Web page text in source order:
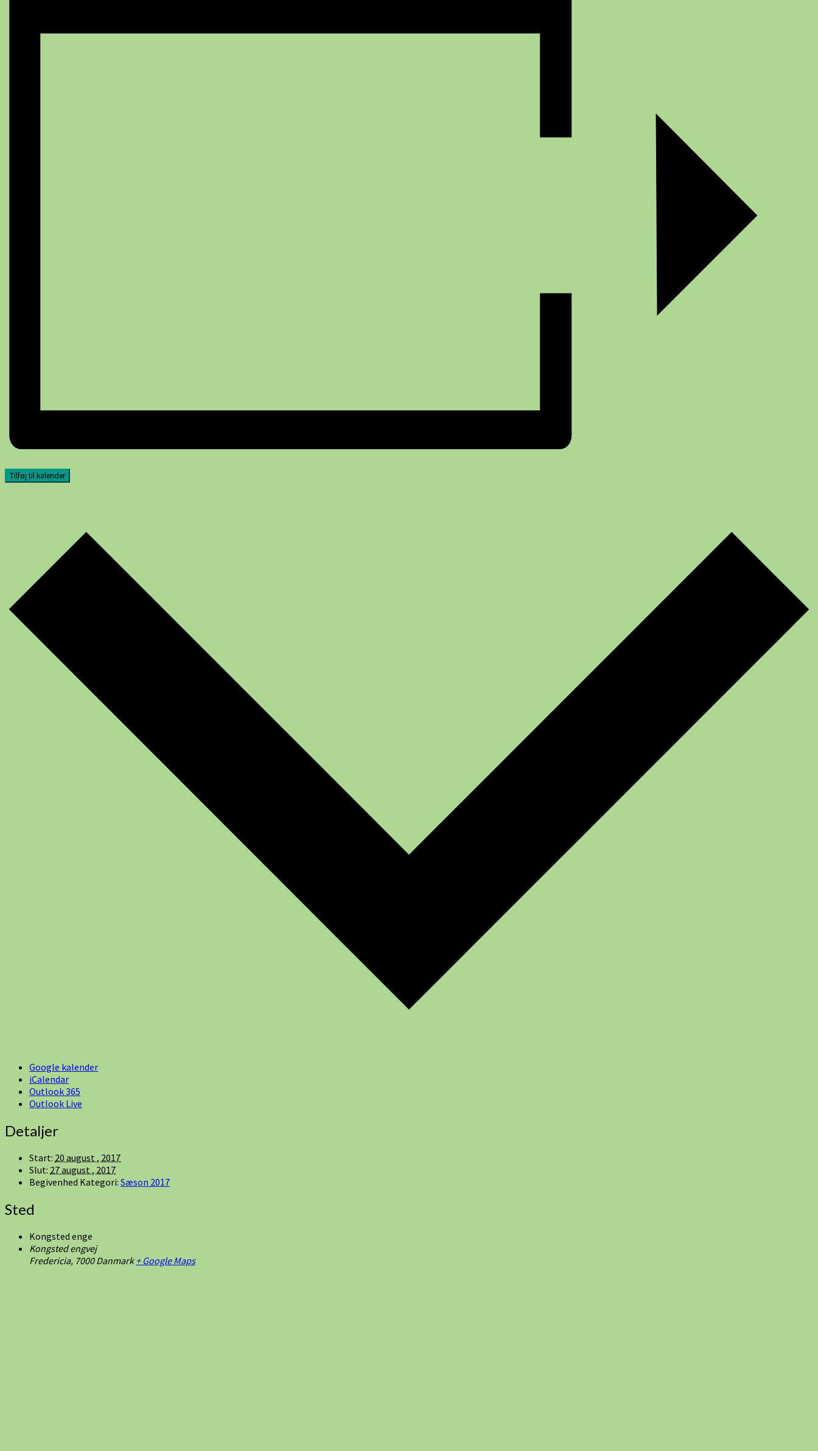
Tilføj til kalender
Google kalender
iCalendar
Outlook 365
Outlook Live
Detaljer
Start: 20 august , 2017
Slut: 27 august , 2017
Begivenhed Kategori: Sæson 2017
Sted
Kongsted enge
Kongsted engvej
Fredericia, 7000 Danmark + Google Maps